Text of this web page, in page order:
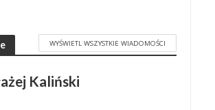
WYŚWIETL WSZYSTKIE WIADOMOŚCI
Kaliński